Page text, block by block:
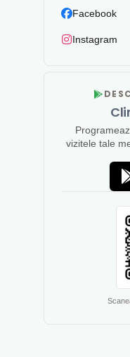
Facebook
Instagram
vizitele tale